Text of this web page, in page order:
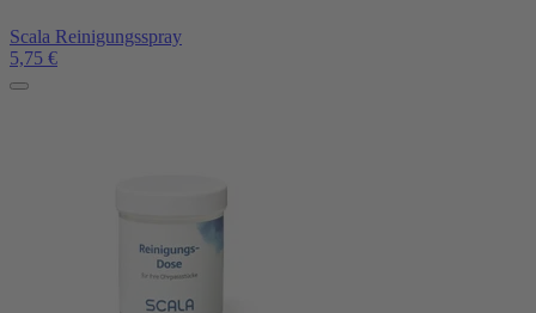
Scala Reinigungsspray
5,75 €